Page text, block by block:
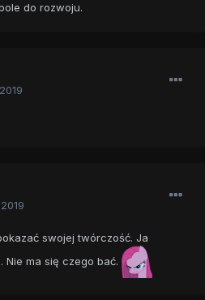
do rozwoju.
swojej twórczość. Ja
Nie ma się czego bać.